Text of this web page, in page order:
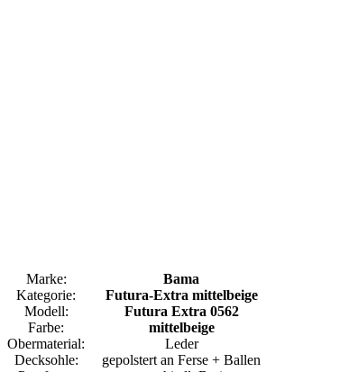
Marke:
Bama
Kategorie:
Futura-Extra mittelbeige
Modell:
Futura Extra 0562
Farbe:
mittelbeige
Obermaterial:
Leder
Decksohle:
gepolstert an Ferse + Ballen